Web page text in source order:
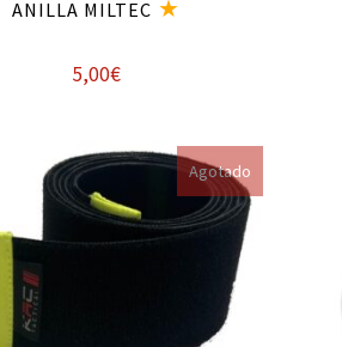
ANILLA MILTEC
5,00€
Agotado
Leer más